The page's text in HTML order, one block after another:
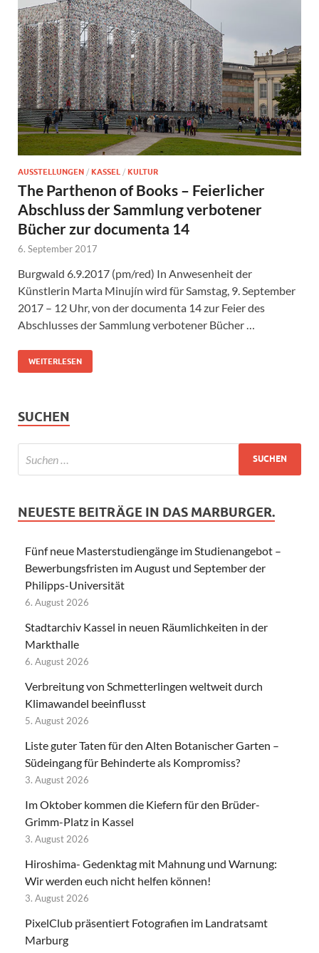
AUSSTELLUNGEN / KASSEL / KULTUR
The Parthenon of Books – Feierlicher
Abschluss der Sammlung verbotener
Bücher zur documenta 14
6. September 2017
Burgwald 6.9.2017 (pm/red) In Anwesenheit der
Künstlerin Marta Minujín wird für Samstag, 9. September
2017 – 12 Uhr, von der documenta 14 zur Feier des
Abschlusses der Sammlung verbotener Bücher …
WEITERLESEN
SUCHEN
NEUESTE BEITRÄGE IN DAS MARBURGER.
Fünf neue Masterstudiengänge im Studienangebot –
Bewerbungsfristen im August und September der
Philipps-Universität
6. August 2026
Stadtarchiv Kassel in neuen Räumlichkeiten in der
Markthalle
6. August 2026
Verbreitung von Schmetterlingen weltweit durch
Klimawandel beeinflusst
5. August 2026
Liste guter Taten für den Alten Botanischer Garten –
Südeingang für Behinderte als Kompromiss?
3. August 2026
Im Oktober kommen die Kiefern für den Brüder-
Grimm-Platz in Kassel
3. August 2026
Hiroshima- Gedenktag mit Mahnung und Warnung:
Wir werden euch nicht helfen können!
3. August 2026
PixelClub präsentiert Fotografien im Landratsamt
Marburg